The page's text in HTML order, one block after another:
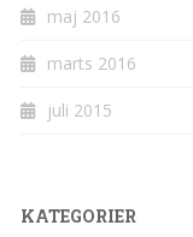
maj 2016
marts 2016
juli 2015
KATEGORIER